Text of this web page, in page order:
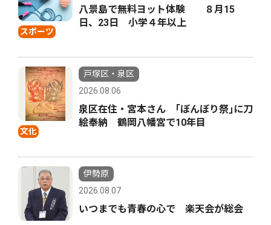
スポーツ
八景島で無料ヨット体験 ８月15
日、23日 小学４年以上
文化
戸塚区・泉区
2026.08.06
泉区在住・宮本さん ｢ぼんぼり祭｣に刀
絵奉納 鶴岡八幡宮で10年目
伊勢原
2026.08.07
いつまでも青春の心で 楽天会が総会